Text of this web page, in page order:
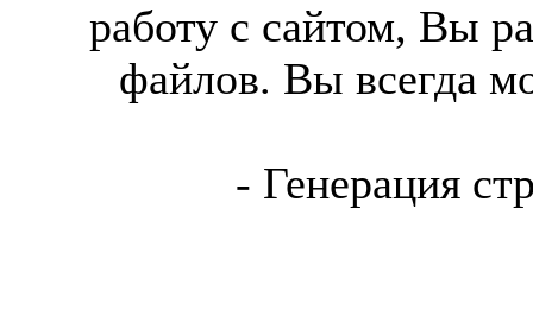
работу с сайтом, Вы
файлов. Вы всегда
- Генерация